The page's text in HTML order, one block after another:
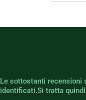
Le sottostanti recensioni
identificati.Si tratta